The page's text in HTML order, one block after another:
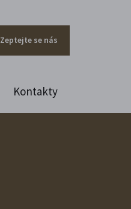
Zeptejte se nás
Kontakty